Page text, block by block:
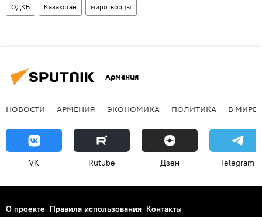
ОДКБ Казахстан миротворцы
Армения
НОВОСТИ АРМЕНИЯ ЭКОНОМИКА ПОЛИТИКА В МИРЕ
VK Rutube Дзен Telegram
О проекте Правила использования Контакты